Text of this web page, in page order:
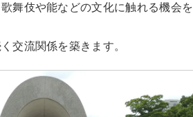
舞伎や能などの文化に触れる機会を
交流関係を築きます。